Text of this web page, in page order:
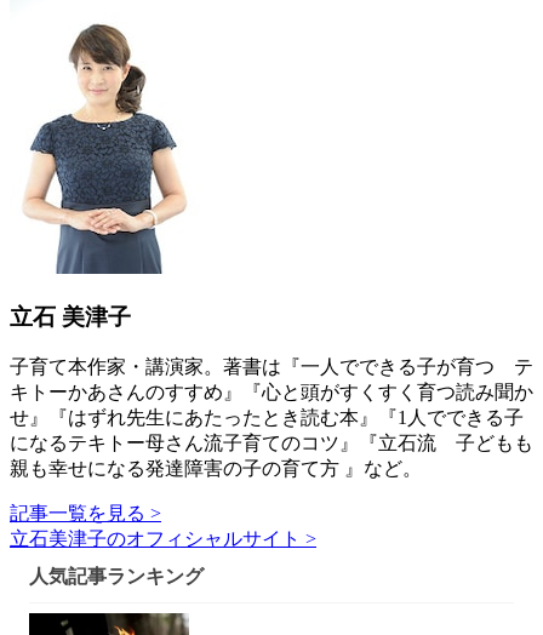
立石 美津子
子育て本作家・講演家。著書は『一人でできる子が育つ テ
キトーかあさんのすすめ』『心と頭がすくすく育つ読み聞か
せ』『はずれ先生にあたったとき読む本』『1人でできる子
になるテキトー母さん流子育てのコツ』『立石流 子どもも
親も幸せになる発達障害の子の育て方 』など。
記事一覧を見る >
立石美津子のオフィシャルサイト >
人気記事ランキング